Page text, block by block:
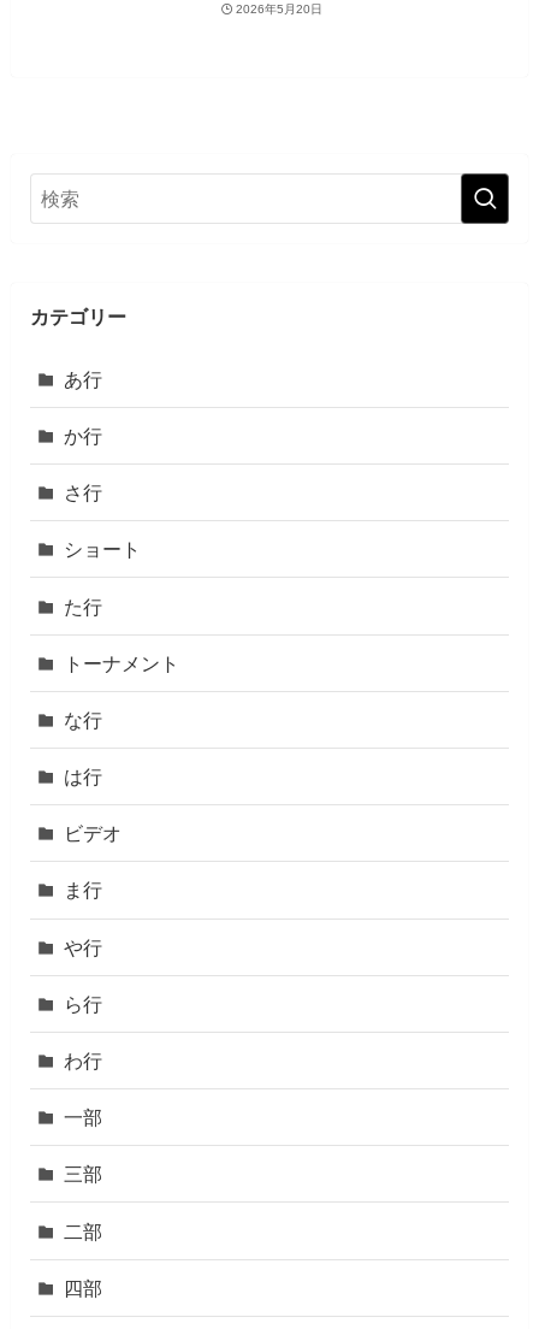
2026年5月20日
カテゴリー
あ行
か行
さ行
ショート
た行
トーナメント
な行
は行
ビデオ
ま行
や行
ら行
わ行
一部
三部
二部
四部